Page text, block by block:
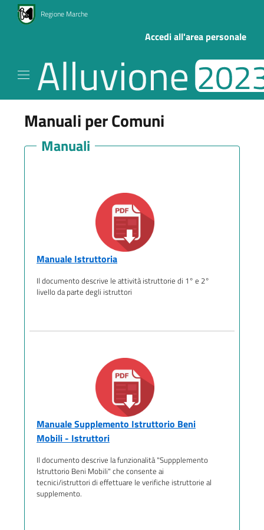
Regione Marche
Accedi all'area personale
Manuali per Comuni
Manuali
Manuale Istruttoria
Il documento descrive le attività istruttorie di 1° e 2°
livello da parte degli istruttori
Manuale Supplemento Istruttorio Beni
Mobili - Istruttori
Il documento descrive la funzionalità "Suppplemento
Istruttorio Beni Mobili" che consente ai
tecnici/istruttori di effettuare le verifiche istruttorie al
supplemento.